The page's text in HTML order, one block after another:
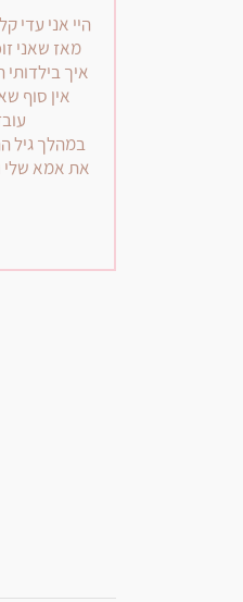
היי אני עדי
מאז שאני
איך
אין סוף
במהלך גיל
את אמא שלי